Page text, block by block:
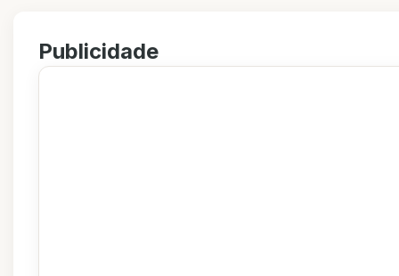
Publicidade